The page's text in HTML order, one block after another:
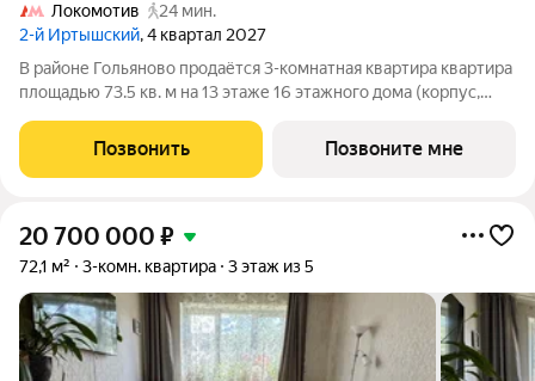
Локомотив
24 мин.
2-й Иртышский, 4 квартал 2027
В районе Гольяново продаётся 3-комнатная квартира квартира
площадью 73.5 кв. м на 13 этаже 16 этажного дома (корпус,
расположение 25 минут пешком до станции метро
«Черкизовская» 14 минут на автомобиле до
Позвонить Позвоните мне
20 700 000 ₽
72,1 м² 3-комн. квартира 3 этаж из 5